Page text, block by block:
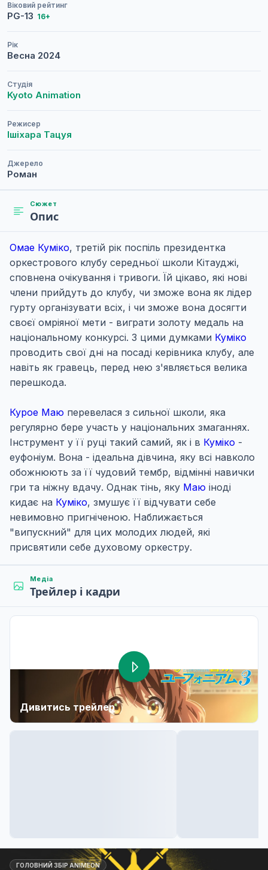
Віковий рейтинг
PG-13 16+
Рік
Весна 2024
Студія
Kyoto Animation
Режисер
Ішіхара Тацуя
Джерело
Роман
Сюжет
Опис
Омае Куміко, третій рік поспіль президентка
оркестрового клубу середньої школи Кітауджі,
сповнена очікування і тривоги. Їй цікаво, які нові
члени прийдуть до клубу, чи зможе вона як лідер
гурту організувати всіх, і чи зможе вона досягти
своєї омріяної мети - виграти золоту медаль на
національному конкурсі. З цими думками Куміко
проводить свої дні на посаді керівника клубу, але
навіть як гравець, перед нею з'являється велика
перешкода.
Курое Маю перевелася з сильної школи, яка
регулярно бере участь у національних змаганнях.
Інструмент у її руці такий самий, як і в Куміко -
еуфоніум. Вона - ідеальна дівчина, яку всі навколо
обожнюють за її чудовий тембр, відмінні навички
гри та ніжну вдачу. Однак тінь, яку Маю іноді
кидає на Куміко, змушує її відчувати себе
невимовно пригніченою. Наближається
"випускний" для цих молодих людей, які
присвятили себе духовому оркестру.
Медіа
Трейлер і кадри
Дивитись трейлер
ГОЛОВНИЙ ЗБІР ANIMEON